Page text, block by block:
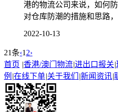
港的物流公司来说，如何
对仓库防潮的措施和思路
2022-10-13
21条‹1 2›
首页 |香港/澳门物流|进出口报关|
例 |在线下单|关于我们 |新闻资讯|